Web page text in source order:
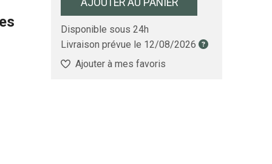
AJOUTER AU PANIER
Disponible sous 24h
Livraison prévue le 12/08/2026
Ajouter à mes favoris